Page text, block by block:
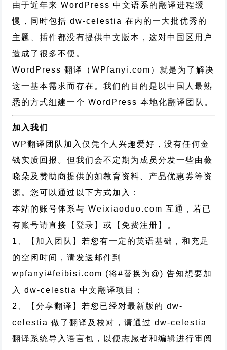
由于近年来 WordPress 中文语系的翻译进程缓
慢，同时包括 dw-celestia 在内的一大批优秀的
主题、插件都没有提供中文版本，这对中国区用户
造成了很多不便。
WordPress 翻译（WPfanyi.com） 就是为了解决
这一基本需求而存在。我们的目的是以中国人最熟
悉的方式组建一个 WordPress 本地化翻译团队。
加入我们
WP翻译团队加入仅凭个人兴趣爱好，没有任何金
钱实质回报。但我们会不定期为成员分发一些由薇
晓朵及赞助商提供的如教育资料、产品优惠券等资
源。您可以通过以下方式加入：
本站的账号体系与Weixiaoduo.com 互通，若已
有账号请直接【登录】或【免费注册】。
1、【加入团队】若您有一定的英语基础，和充足
的空闲时间，请发送邮件到
wpfanyi#feibisi.com (将#替换为@) 告知想要加
入 dw-celestia 中文翻译项目；
2、【分享翻译】若您已经对最新版的 dw-
celestia 做了翻译及校对，请通过 dw-celestia
翻译系统导入语言包，以便志愿者和编辑进行审阅